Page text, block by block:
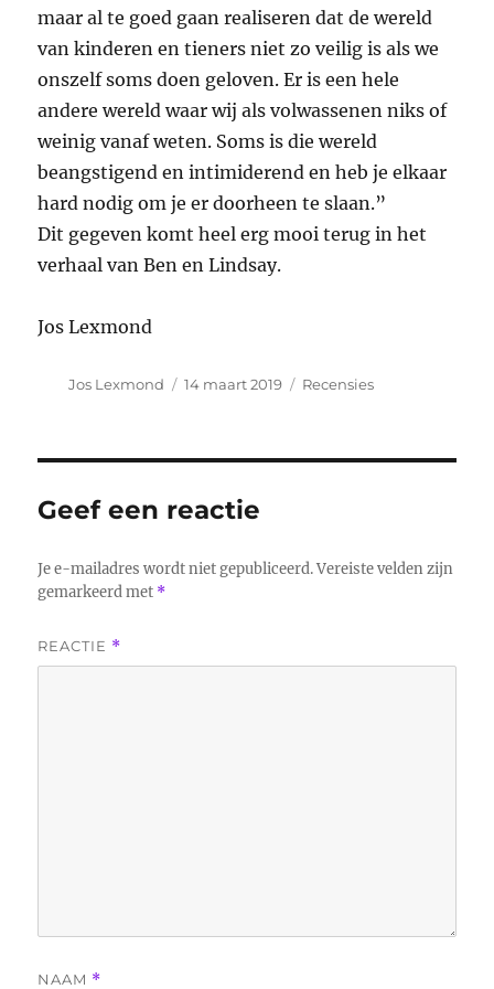
maar al te goed gaan realiseren dat de wereld
van kinderen en tieners niet zo veilig is als we
onszelf soms doen geloven. Er is een hele
andere wereld waar wij als volwassenen niks of
weinig vanaf weten. Soms is die wereld
beangstigend en intimiderend en heb je elkaar
hard nodig om je er doorheen te slaan.”
Dit gegeven komt heel erg mooi terug in het
verhaal van Ben en Lindsay.
Jos Lexmond
Auteur
Jos Lexmond
Geplaatst
14 maart 2019 Categorieën
Recensies
Geef een reactie
Je e-mailadres wordt niet gepubliceerd. Vereiste velden zijn
gemarkeerd met *
REACTIE *
NAAM *